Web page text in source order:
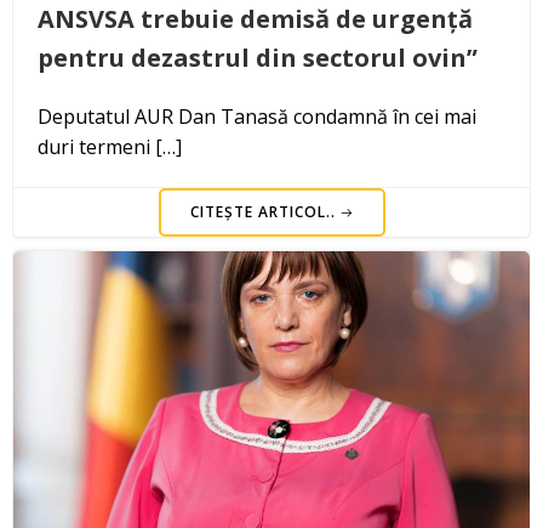
ANSVSA trebuie demisă de urgență
pentru dezastrul din sectorul ovin”
Deputatul AUR Dan Tanasă condamnă în cei mai
duri termeni […]
CITEȘTE ARTICOL..